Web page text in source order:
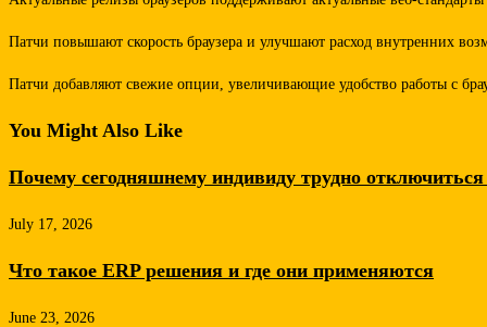
Патчи повышают скорость браузера и улучшают расход внутренних
Патчи добавляют свежие опции, увеличивающие удобство работы с
You Might Also Like
Почему сегодняшнему индивиду трудно отключиться
July 17, 2026
Что такое ERP решения и где они применяются
June 23, 2026